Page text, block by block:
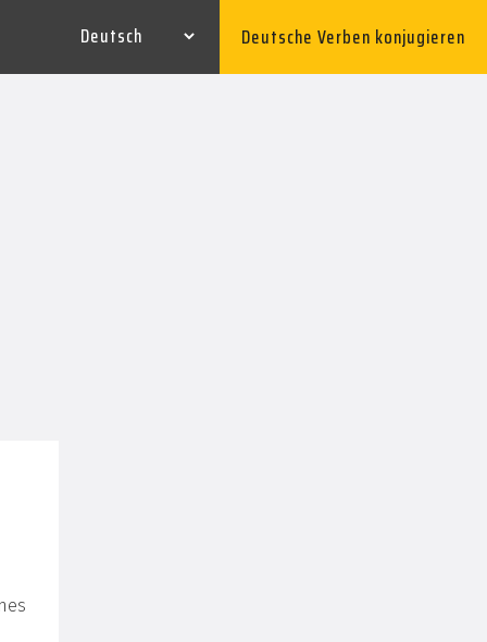
Deutsche Verben konjugieren